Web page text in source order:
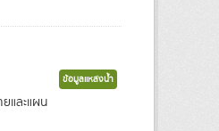
ข้อมูลแหล่งน้ำ
และแผน